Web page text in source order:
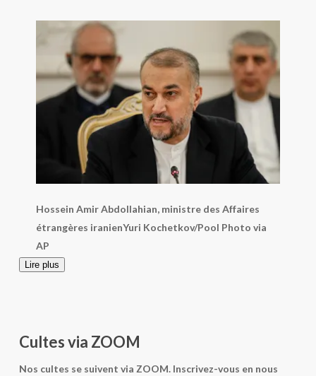
Hossein Amir Abdollahian, ministre des Affaires
étrangères iranienYuri Kochetkov/Pool Photo via
AP
Lire plus
Cultes via ZOOM
Nos cultes se suivent via ZOOM. Inscrivez-vous en nous